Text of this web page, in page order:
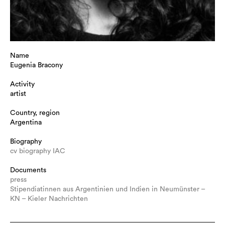
Name
Eugenia Bracony
Activity
artist
Country, region
Argentina
Biography
cv biography IAC
Documents
press
Stipendiatinnen aus Argentinien und Indien in Neumünster –
KN – Kieler Nachrichten